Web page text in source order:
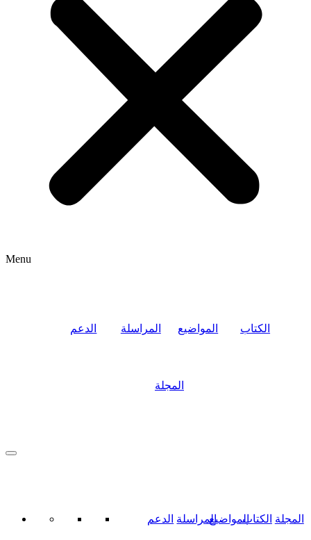
Menu
الدعم المراسلة المواضيع الكتاب
المجلة
الدعم المراسلةالمواضيعالكتاب المجلة